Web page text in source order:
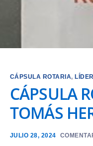
CÁPSULA ROTARIA,
CÁPSULA
TOMÁS
JULIO 28, 2024